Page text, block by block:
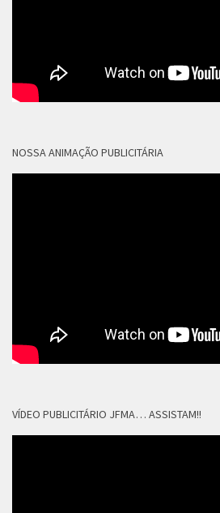
NOSSA ANIMAÇÃO PUBLICITÁRIA
VÍDEO PUBLICITÁRIO JFMA… ASSISTAM!!